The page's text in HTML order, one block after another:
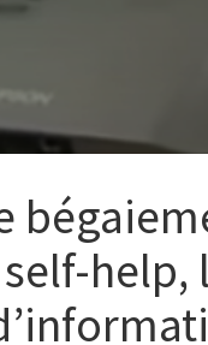
help,